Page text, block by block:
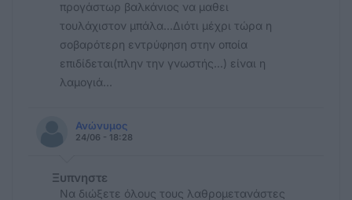
προγάστωρ βαλκάνιος να μαθει
τουλάχιστον μπάλα...Διότι μέχρι τώρα η
σοβαρότερη εντρύφηση στην οποία
επιδίδεται(πλην την γνωστής...) είναι η
λαμογιά...
Ανώνυμος
24/06 - 18:28
Ξυπνηστε
Να διώξετε όλους τους λαθρομετανάστες